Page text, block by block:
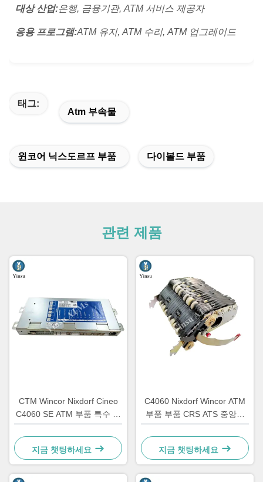
대상 산업:은행, 금융기관, ATM 서비스 제공자
응용 프로그램:ATM 유지, ATM 수리, ATM 업그레이드
태그:
Atm 부속물
윈코어 닉스도르프 부품 다이볼드 부품
관련 제품
CTM Wincor Nixdorf Cineo
C4060 SE ATM 부품 특수 전
자 1750147868
지금 챗팅하세요
C4060 Nixdorf Wincor ATM
부품 부품 CRS ATS 중앙화
단위 AU 모듈 1750134478
지금 챗팅하세요